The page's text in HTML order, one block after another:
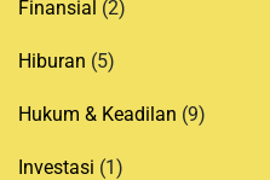
a
t
o
Finansial (2)
Hiburan (5)
Hukum & Keadilan (9)
Investasi (1)